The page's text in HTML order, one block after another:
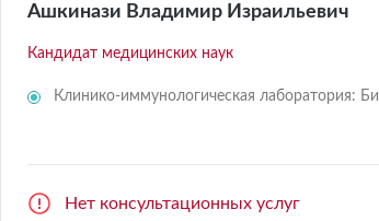
Ашкинази Владимир Израильевич
Кандидат медицинских наук
Клинико-иммунологическая лаборатория:
Нет консультационных услуг